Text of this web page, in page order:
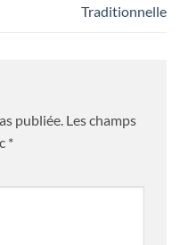
Traditionnelle
publiée. Les champs
*